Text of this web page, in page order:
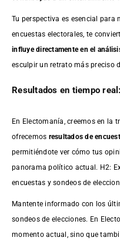
Tu perspectiva es esencial para
encuestas electorales, te
influye directamente en el
esculpir un retrato más preciso
Resultados en tiempo
En Electomanía, creemos en la
ofrecemos resultados de
permitiéndote ver cómo tus
panorama político actual. H2:
encuestas y sondeos de
Mantente informado con los
sondeos de elecciones. En
momento actual, sino que